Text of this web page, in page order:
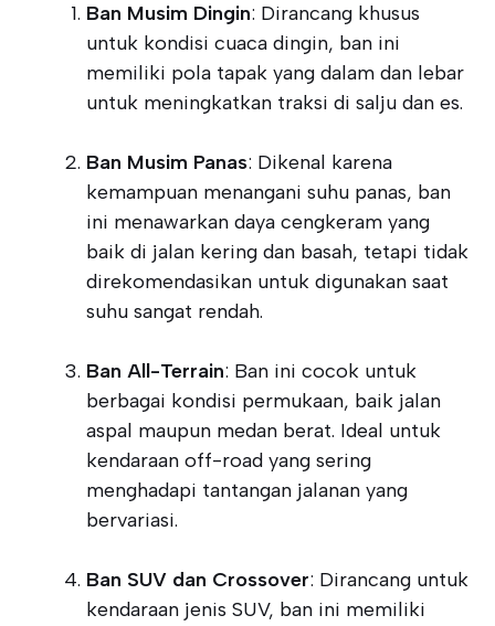
Ban Musim Dingin: Dirancang khusus
untuk kondisi cuaca dingin, ban ini
memiliki pola tapak yang dalam dan lebar
untuk meningkatkan traksi di salju dan es.
Ban Musim Panas: Dikenal karena
kemampuan menangani suhu panas, ban
ini menawarkan daya cengkeram yang
baik di jalan kering dan basah, tetapi tidak
direkomendasikan untuk digunakan saat
suhu sangat rendah.
Ban All-Terrain: Ban ini cocok untuk
berbagai kondisi permukaan, baik jalan
aspal maupun medan berat. Ideal untuk
kendaraan off-road yang sering
menghadapi tantangan jalanan yang
bervariasi.
Ban SUV dan Crossover: Dirancang untuk
kendaraan jenis SUV, ban ini memiliki